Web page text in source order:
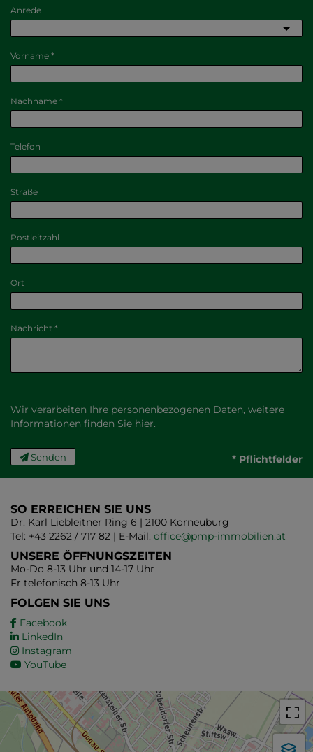
Anrede
Vorname
Nachname
Telefon
Straße
Postleitzahl
Ort
Nachricht
Wir verarbeiten Ihre personenbezogenen Daten, weitere
Informationen finden Sie hier.
Senden * Pflichtfelder
SO ERREICHEN SIE UNS
Dr. Karl Liebleitner Ring 6 | 2100 Korneuburg
Tel: +43 2262 / 717 82 | E-Mail: office@pmp-immobilien.at
UNSERE ÖFFNUNGSZEITEN
Mo-Do 8-13 Uhr und 14-17 Uhr
Fr telefonisch 8-13 Uhr
FOLGEN SIE UNS
Facebook
LinkedIn
Instagram
YouTube